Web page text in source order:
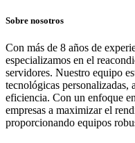
Sobre nosotros
Con más de 8 años de
especializamos en el
servidores. Nuestro equipo
tecnológicas personalizadas,
eficiencia. Con un enfoque
empresas a maximizar el
proporcionando equipos